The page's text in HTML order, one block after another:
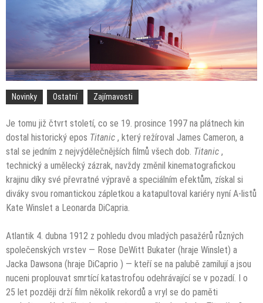
Novinky Ostatní Zajímavosti
Je tomu již čtvrt století, co se 19. prosince 1997 na plátnech kin
dostal historický epos Titanic , který režíroval James Cameron, a
stal se jedním z nejvýdělečnějších filmů všech dob. Titanic ,
technický a umělecký zázrak, navždy změnil kinematografickou
krajinu díky své převratné výpravě a speciálním efektům, získal si
diváky svou romantickou zápletkou a katapultoval kariéry nyní A-listů
Kate Winslet a Leonarda DiCapria.
Atlantik 4. dubna 1912 z pohledu dvou mladých pasažérů různých
společenských vrstev — Rose DeWitt Bukater (hraje Winslet) a
Jacka Dawsona (hraje DiCaprio ) — kteří se na palubě zamilují a jsou
nuceni proplouvat smrtící katastrofou odehrávající se v pozadí. I o
25 let později drží film několik rekordů a vryl se do paměti